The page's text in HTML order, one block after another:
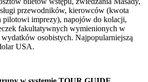
przewodników, kierowców (kwota
pilotowi imprezy), napojów do kolacji,
fakultatywnych wymienionych w
osobistych. Najpopularniejszą
USA.